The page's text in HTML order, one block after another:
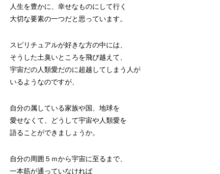
人生を豊かに、幸せなものにして行く
大切な要素の一つだと思っています。
スピリチュアルが好きな方の中には、
そうした土臭いところを飛び越えて、
宇宙だの人類愛だのに超越してしまう人が
いるようなのですが、
自分の属している家族や国、地球を
愛せなくて、どうして宇宙や人類愛を
語ることができましょうか。
自分の周囲５ｍから宇宙に至るまで、
一本筋が通っていなければ